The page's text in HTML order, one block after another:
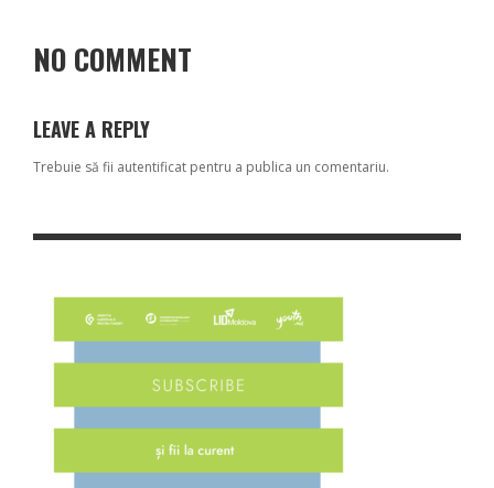
NO COMMENT
LEAVE A REPLY
Trebuie să fii autentificat pentru a publica un comentariu.